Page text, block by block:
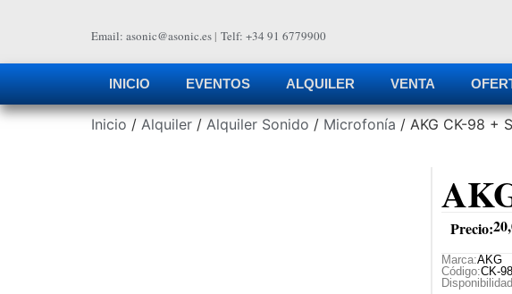
Email: asonic@asonic.es | Telf: +34 91 6779900
INICIO EVENTOS ALQUILER VENTA
Inicio / Alquiler / Alquiler Sonido / Microfonía / AKG CK-98 +
Precio:
Marca:AKG
Código:CK-